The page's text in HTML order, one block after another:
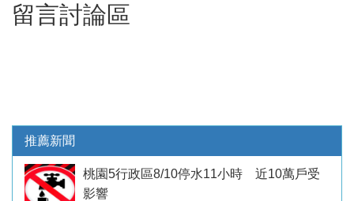
留言討論區
推薦新聞
桃園5行政區8/10停水11小時 近10萬戶受
影響